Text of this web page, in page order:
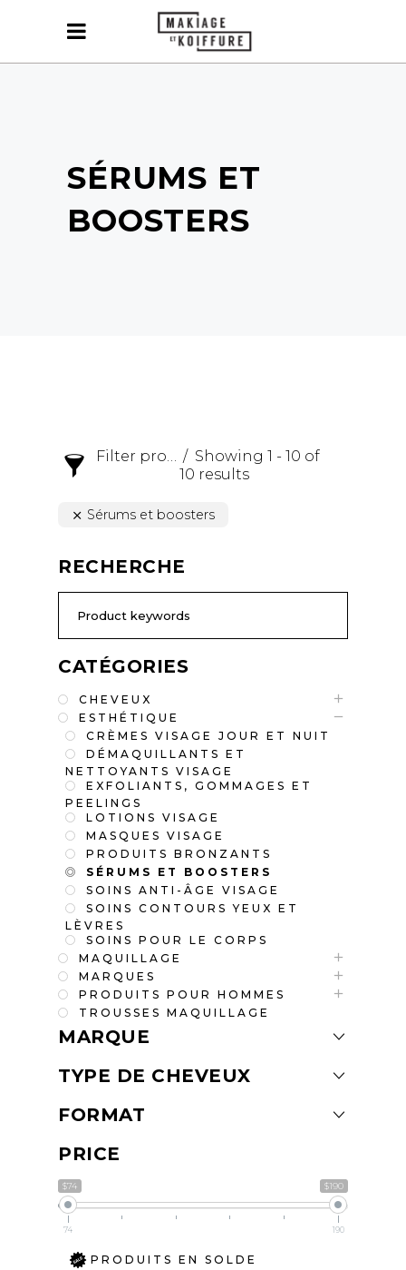
SÉRUMS ET
BOOSTERS
Filter products
Showing 1 - 10 of
10 results
Sérums et boosters
RECHERCHE
CATÉGORIES
CHEVEUX
ESTHÉTIQUE
CRÈMES VISAGE JOUR ET NUIT
DÉMAQUILLANTS ET
NETTOYANTS VISAGE
EXFOLIANTS, GOMMAGES ET
PEELINGS
LOTIONS VISAGE
MASQUES VISAGE
PRODUITS BRONZANTS
SÉRUMS ET BOOSTERS
SOINS ANTI-ÂGE VISAGE
SOINS CONTOURS YEUX ET
LÈVRES
SOINS POUR LE CORPS
MAQUILLAGE
MARQUES
PRODUITS POUR HOMMES
TROUSSES MAQUILLAGE
MARQUE
TYPE DE CHEVEUX
FORMAT
PRICE
$74 $190
74 190
PRODUITS EN SOLDE